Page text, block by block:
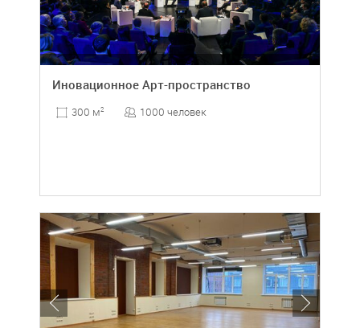
Иновационное Арт-пространство
300 м2 1000 человек